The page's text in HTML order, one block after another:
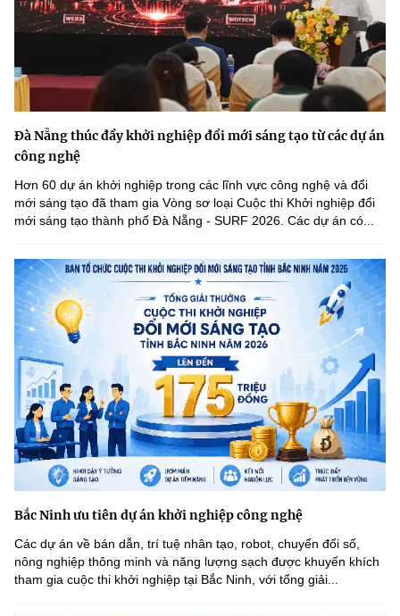
Đà Nẵng thúc đẩy khởi nghiệp đổi mới sáng tạo từ các dự án
công nghệ
Hơn 60 dự án khởi nghiệp trong các lĩnh vực công nghệ và đổi
mới sáng tạo đã tham gia Vòng sơ loại Cuộc thi Khởi nghiệp đổi
mới sáng tạo thành phố Đà Nẵng - SURF 2026. Các dự án có...
Bắc Ninh ưu tiên dự án khởi nghiệp công nghệ
Các dự án về bán dẫn, trí tuệ nhân tạo, robot, chuyển đổi số,
nông nghiệp thông minh và năng lượng sạch được khuyến khích
tham gia cuộc thi khởi nghiệp tại Bắc Ninh, với tổng giải...